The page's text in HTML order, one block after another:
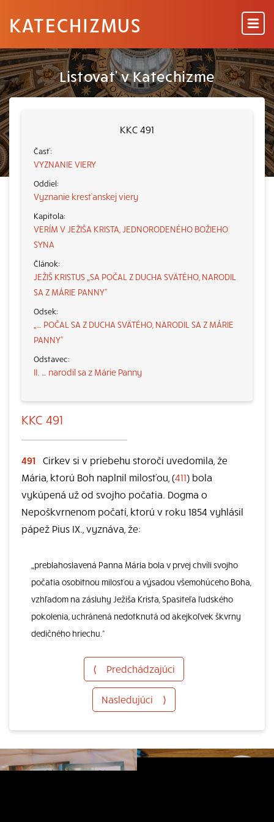
KATECHIZMUS
Listovať v Katechizme
KKC 491
VYZNANIE VIERY
Vyznanie kresťanskej viery
VERÍM V JEŽIŠA KRISTA, JEDNORODENÉHO BOŽIEHO
SYNA
JEŽIŠ KRISTUS „SA POČAL Z DUCHA SVÄTÉHO, NARODIL
SA Z MÁRIE PANNY“
„… POČAL SA Z DUCHA SVÄTÉHO, NARODIL SA Z MÁRIE
PANNY“
II. … narodil sa z Márie Panny
KKC 491
491 Cirkev si v priebehu storočí uvedomila, že
Mária, ktorú Boh naplnil milosťou, (411) bola
vykúpená už od svojho počatia. Dogma o
Nepoškvrnenom počatí, ktorú v roku 1854 vyhlásil
pápež Pius IX., vyznáva, že:
„preblahoslavená Panna Mária bola v prvej chvíli svojho
počatia osobitnou milosťou a výsadou všemohúceho Boha,
vzhľadom na zásluhy Ježiša Krista, Spasiteľa ľudského
pokolenia, uchránená nedotknutá od akejkoľvek škvrny
dedičného hriechu.“
⟨ Predchádzajúci
Nasledujúci ⟩